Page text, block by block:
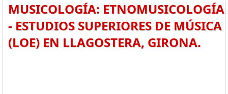
MUSICOLOGÍA: ETNOMUSICOLOGÍA
- ESTUDIOS SUPERIORES DE MÚSICA
(LOE) EN LLAGOSTERA, GIRONA.